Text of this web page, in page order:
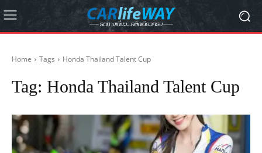
Home Tags Honda Thailand Talent Cup
Tag: Honda Thailand Talent Cup